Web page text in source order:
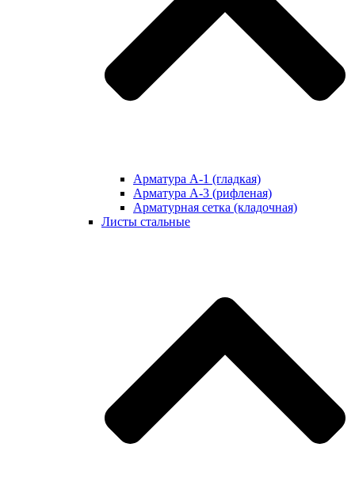
Арматура А-1 (гладкая)
Арматура А-3 (рифленая)
Арматурная сетка (кладочная)
Листы стальные